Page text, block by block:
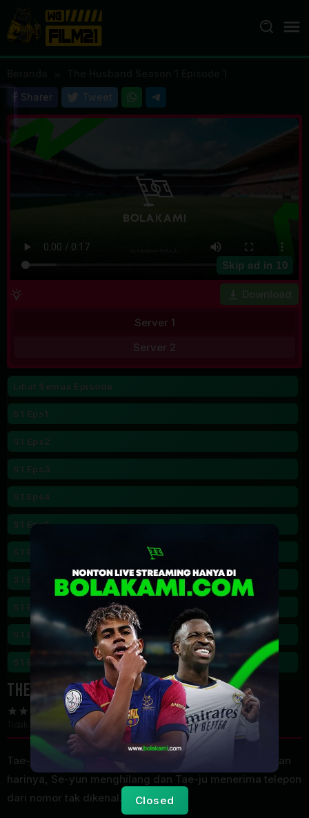
Loncat
konten
Closed
Sharer Tweet
Skip ad in 10
Download
Server 1
Server 2
Lihat Semua Episode
S1 Eps1
S1 Eps2
S1 Eps3
S1 Eps4
S1 Eps5
S1 Eps6
S1 Eps7
S1 Eps8
S1 Eps9
S1 Eps10
The Husband Season 1 Episode 1
Tidak ada voting
Tae-ju meminta cerai kepada istrinya, Se-yun. Keesokan
harinya, Se-yun menghilang dan Tae-ju menerima telepon
dari nomor tak dikenal.